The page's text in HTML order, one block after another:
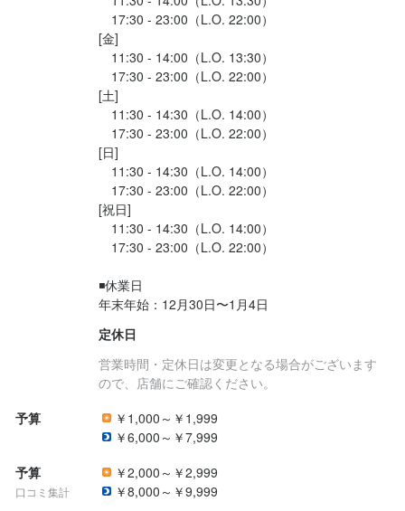
17:30 - 23:00（L.O. 22:00）
[金]
11:30 - 14:00（L.O. 13:30）
17:30 - 23:00（L.O. 22:00）
[土]
11:30 - 14:30（L.O. 14:00）
17:30 - 23:00（L.O. 22:00）
[日]
11:30 - 14:30（L.O. 14:00）
17:30 - 23:00（L.O. 22:00）
[祝日]
11:30 - 14:30（L.O. 14:00）
17:30 - 23:00（L.O. 22:00）
◾️休業日
年末年始：12月30日〜1月4日
定休日
営業時間・定休日は変更となる場合がございます
ので、店舗にご確認ください。
予算
￥1,000～￥1,999
￥6,000～￥7,999
予算
口コミ集計
￥2,000～￥2,999
￥8,000～￥9,999
あなたが今まで培ってきた経験を持って活躍を期待しておりま
ご応募お待ちしております
ビストロ チック 麻布十番
東京都港区東麻布3-7-8 イイダアネックス麻布十番 1F
法人名・事業者名
株式会社LIVE　CREATE
最終更新日2025/06/03
28歳の店長が100万円以上の賞与を手にしたり、飲食未経験の27
歳が半年で店長になった実績も！
“とにかく楽しく・仲間と共に・全ては自分に返ってくる”が当店の
◆将来独立を目指す方を応援！◆
美味しい料理を低価格で提供するためには、不要なコストを抑え
るノウハウも重要。
また、お客様のココロを掴むサービスに大切なのは、丁寧さ・優
しさ・温かさです。
当店では独立支援制度を設け、店舗経営や店づくりのノウハウを
一からお教えします。
将来的に独立を目指す方も、必ず役立つ経験が積めますよ！
スタッフ一人ひとりの幸せと成長を願って、充実した福利厚生を
ご用意しています。
月8日休み＆月8日の半休や、年7日間の大型連休、年末年始の6日
ほかにも海外旅行や誕生日プレゼントなどなど…待遇欄をご覧い
ただければわかる好待遇です！
モチベーションを高く保って、イキイキと働いてもらえるような
そんな思いが少しでもあったなら当社に来てみてください。
エネルギッシュな街で価値ある体験をしたいならまず当社へ！
あなたが今まで培ってきた経験を持って活躍を期待しておりま
ご応募お待ちしております
ビストロ チック 麻布十番
東京都港区東麻布3-7-8 イイダアネックス麻布十番 1F
株式会社LIVE　CREATE
最終更新日2025/06/03
【　弊社のアピールポイント　】
◆頑張った分はしっかり評価！◆
当店は若手・ベテラン関係なく、スタッフの頑張りや実績は給与
やポジションでしっかり還元。
実力次第で、あらゆる権限をどんどん与えていきます。
28歳の店長が100万円以上の賞与を手にしたり、飲食未経験の27
歳が半年で店長になった実績も！
“とにかく楽しく・仲間と共に・全ては自分に返ってくる”が当店の
モットーです。
◆将来独立を目指す方を応援！◆
美味しい料理を低価格で提供するためには、不要なコストを抑え
るノウハウも重要。
また、お客様のココロを掴むサービスに大切なのは、丁寧さ・優
当店では独立支援制度を設け、店舗経営や店づくりのノウハウを
一からお教えします。
将来的に独立を目指す方も、必ず役立つ経験が積めますよ！
スタッフ一人ひとりの幸せと成長を願って、充実した福利厚生を
ご用意しています。
そんな思いが少しでもあったなら当社に来てみてください。
エネルギッシュな街で価値ある体験をしたいならまず当社へ！
あなたが今まで培ってきた経験を持って活躍を期待しておりま
ご応募お待ちしております
ビストロ チック 麻布十番
東京都港区東麻布3-7-8 イイダアネックス麻布十番 1F
法人名・事業者名
株式会社LIVE　CREATE
最終更新日2025/06/03
あなたが今まで培ってきた経験を持って活躍を期待しておりま
ご応募お待ちしております
ビストロ チック 麻布十番
東京都港区東麻布3-7-8 イイダアネックス麻布十番 1F
法人名・事業者名
株式会社LIVE　CREATE
最終更新日2025/06/03
お店の採用担当者からのメッセージ
今まで飲食業界は好きだけど大変――…。
そんな思いが少しでもあったなら当社に来てみてください。
エネルギッシュな街で価値ある体験をしたいならまず当社へ！
あなたが今まで培ってきた経験を持って活躍を期待しておりま
ご応募お待ちしております
ビストロ チック 麻布十番
東京都港区東麻布3-7-8 イイダアネックス麻布十番 1F
法人名・事業者名
株式会社LIVE　CREATE